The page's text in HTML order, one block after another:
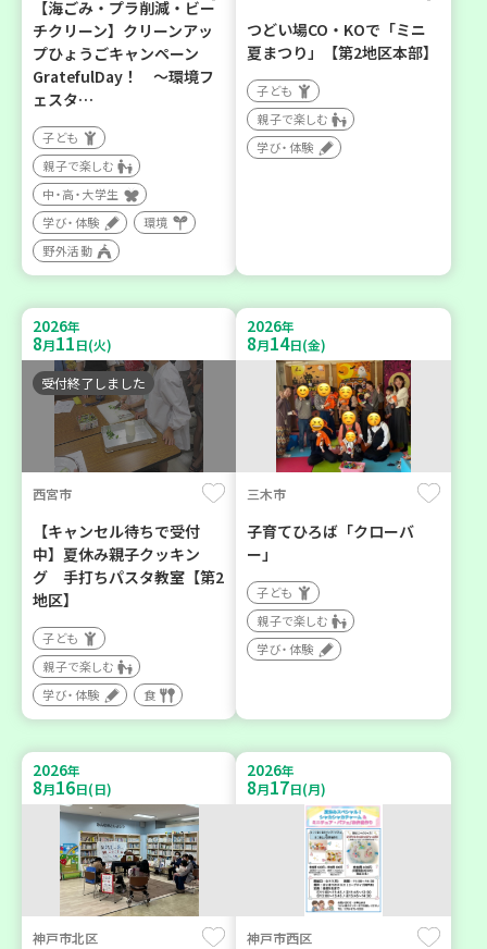
【海ごみ・プラ削減・ビー
チクリーン】クリーンアッ
プひょうごキャンペーン
GratefulDay！ ～環境フ
ェスタ…
子ども
親子で楽しむ
中・高・大学生
学び・体験
環境
野外活動
つどい場CO・KOで「ミニ
夏まつり」【第2地区本部】
子ども
親子で楽しむ
学び・体験
2026年
8月11日(火)
受付終了しました
西宮市
【キャンセル待ちで受付
中】夏休み親子クッキン
グ 手打ちパスタ教室【第2
地区】
子ども
親子で楽しむ
学び・体験
食
2026年
8月14日(金)
三木市
子育てひろば「クローバ
ー」
子ども
親子で楽しむ
学び・体験
2026年
8月16日(日)
神戸市北区
2026年
8月17日(月)
神戸市西区